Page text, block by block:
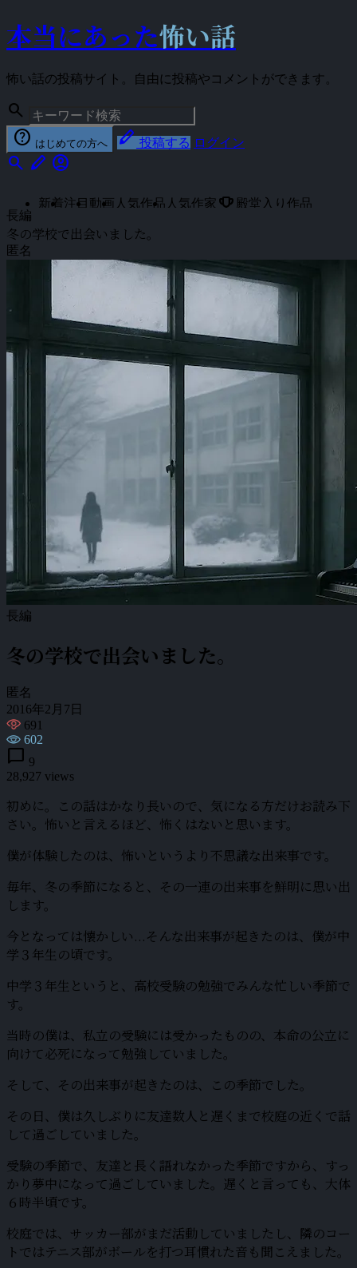
本当にあった怖い話
怖い話の投稿サイト。自由に投稿やコメントができます。
search
help はじめての方へ stylus 投稿する ログイン
search stylus account_circle
新着 注目 動画 人気作品 人気作家 emoji_events 殿堂入り作品
長編
冬の学校で出会いました。
匿名
長編
冬の学校で出会いました。
匿名
2016年2月7日
691
602
chat_bubble 9
28,927 views
初めに。この話はかなり長いので、気になる方だけお読み下
さい。怖いと言えるほど、怖くはないと思います。
僕が体験したのは、怖いというより不思議な出来事です。
毎年、冬の季節になると、その一連の出来事を鮮明に思い出
します。
今となっては懐かしい...そんな出来事が起きたのは、僕が中
学３年生の頃です。
中学３年生というと、高校受験の勉強でみんな忙しい季節で
す。
当時の僕は、私立の受験には受かったものの、本命の公立に
向けて必死になって勉強していました。
そして、その出来事が起きたのは、この季節でした。
その日、僕は久しぶりに友達数人と遅くまで校庭の近くで話
して過ごしていました。
受験の季節で、友達と長く語れなかった季節ですから、すっ
かり夢中になって過ごしていました。遅くと言っても、大体
６時半頃です。
校庭では、サッカー部がまだ活動していましたし、隣のコー
トではテニス部がボールを打つ耳慣れた音も聞こえました。